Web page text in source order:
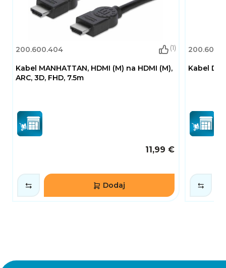
200.600.404 (1)
Kabel MANHATTAN, HDMI (M) na HDMI (M),
ARC, 3D, FHD, 7.5m
11,99 €
Dodaj
Kabel